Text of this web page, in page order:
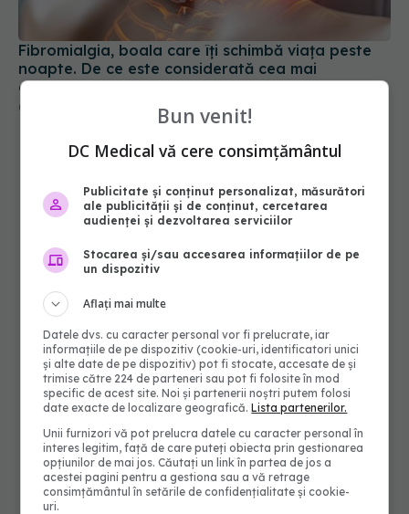
chinuitoare boală
02 oct 2025, 10:07
Bun venit!
DC Medical vă cere consimțământul
Publicitate și conținut personalizat, măsurători
ale publicității și de conținut, cercetarea
audienței și dezvoltarea serviciilor
Stocarea și/sau accesarea informațiilor de pe
un dispozitiv
Aflați mai multe
Datele dvs. cu caracter personal vor fi prelucrate, iar
informațiile de pe dispozitiv (cookie-uri, identificatori unici
și alte date de pe dispozitiv) pot fi stocate, accesate de și
trimise către 224 de parteneri sau pot fi folosite în mod
specific de acest site. Noi și partenerii noștri putem folosi
date exacte de localizare geografică.Lista partenerilor.
Unii furnizori vă pot prelucra datele cu caracter personal în
interes legitim, față de care puteți obiecta prin gestionarea
opțiunilor de mai jos. Căutați un link în partea de jos a
acestei pagini pentru a gestiona sau a vă retrage
consimțământul în setările de confidențialitate și cookie-
uri.